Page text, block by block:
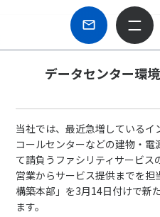
データセンター環
当社では、最近急増している
コールセンターなどの建物・
て請負うファシリティサービ
営業からサービス提供までを
構築本部」を3月14日付けで新
ます。